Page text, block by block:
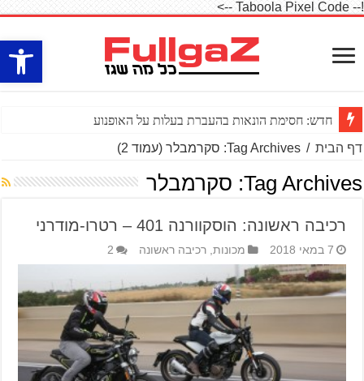
פתח
!-- Taboola Pixel Code -->
חדש: חסימת הונאות בהעברת בעלות על האופנוע
דף הבית / Tag Archives: סקרמבלר (עמוד 2)
Tag Archives: סקרמבלר
רכיבה ראשונה: הוסקוורנה 401 – רטרו-מודרני
7 במאי 2018 מכונות ,רכיבה ראשונה 2